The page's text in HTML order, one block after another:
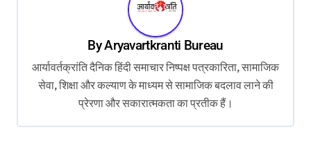
ByAryavartkranti Bureau
आर्यावर्तक्रांति दैनिक हिंदी समाचार निष्पक्ष पत्रकारिता, सामाजिक
सेवा, शिक्षा और कल्याण के माध्यम से सामाजिक बदलाव लाने की
प्रेरणा और सकारात्मकता का प्रतीक हैं।